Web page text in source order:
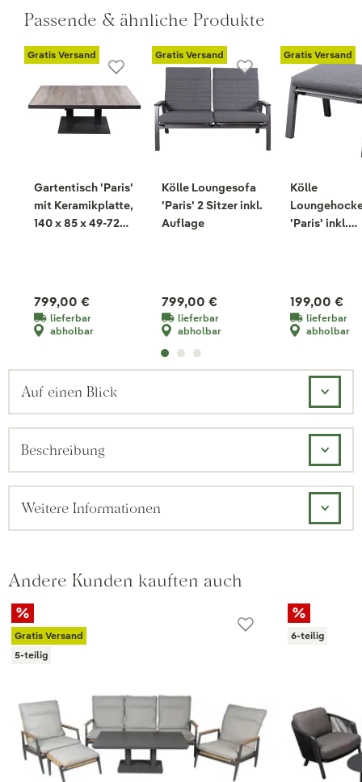
Passende & ähnliche Produkte
Gratis Versand
Gartentisch 'Paris'
mit Keramikplatte,
140 x 85 x 49-72
799,00 €
lieferbar
abholbar
Gratis Versand
Kölle Loungesofa
'Paris' 2 Sitzer inkl.
Auflage
799,00 €
lieferbar
abholbar
Gratis Versand
Kölle
'Paris' inkl.
199,00 €
lieferbar
abholbar
Auf einen Blick
Beschreibung
Weitere Informationen
Andere Kunden kauften auch
Gratis Versand
5-teilig
6-teilig